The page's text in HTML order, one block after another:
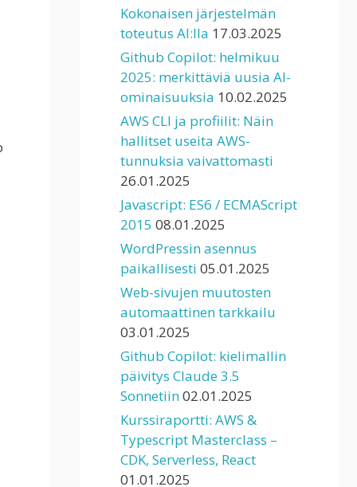
Kokonaisen järjestelmän
toteutus AI:lla 17.03.2025
Github Copilot: helmikuu
2025: merkittäviä uusia AI-
ominaisuuksia 10.02.2025
AWS CLI ja profiilit: Näin
hallitset useita AWS-
tunnuksia vaivattomasti
26.01.2025
Javascript: ES6 / ECMAScript
2015 08.01.2025
WordPressin asennus
paikallisesti 05.01.2025
Web-sivujen muutosten
automaattinen tarkkailu
03.01.2025
Github Copilot: kielimallin
päivitys Claude 3.5
Sonnetiin02.01.2025
Kurssiraportti: AWS &
Typescript Masterclass –
CDK, Serverless, React
01.01.2025